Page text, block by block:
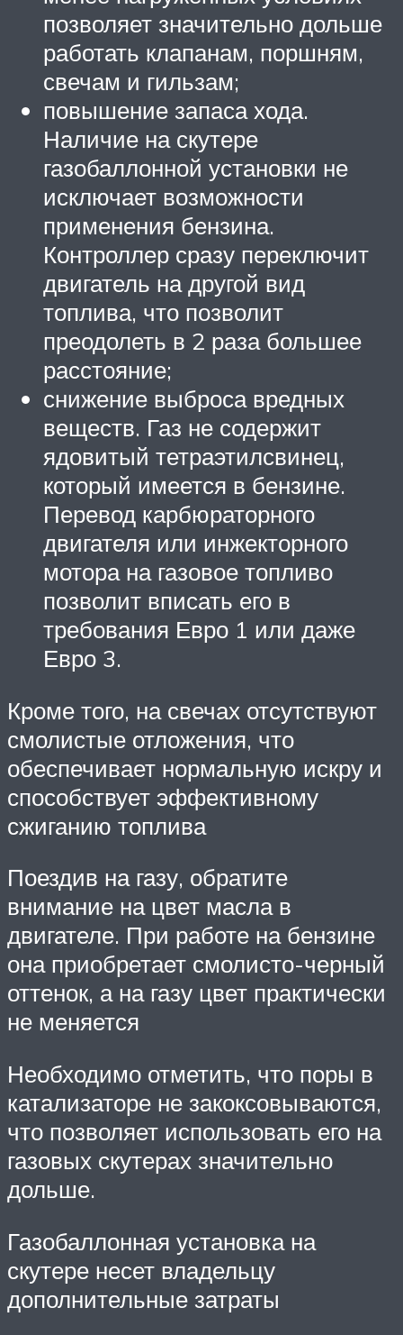
позволяет значительно дольше
работать клапанам, поршням,
свечам и гильзам;
повышение запаса хода.
Наличие на скутере
газобаллонной установки не
исключает возможности
применения бензина.
Контроллер сразу переключит
двигатель на другой вид
топлива, что позволит
преодолеть в 2 раза большее
расстояние;
снижение выброса вредных
веществ. Газ не содержит
ядовитый тетраэтилсвинец,
который имеется в бензине.
Перевод карбюраторного
двигателя или инжекторного
мотора на газовое топливо
позволит вписать его в
требования Евро 1 или даже
Евро 3.
Кроме того, на свечах отсутствуют
смолистые отложения, что
обеспечивает нормальную искру и
способствует эффективному
сжиганию топлива
Поездив на газу, обратите
внимание на цвет масла в
двигателе. При работе на бензине
она приобретает смолисто-черный
оттенок, а на газу цвет практически
не меняется
Необходимо отметить, что поры в
катализаторе не закоксовываются,
что позволяет использовать его на
газовых скутерах значительно
дольше.
Газобаллонная установка на
скутере несет владельцу
дополнительные затраты